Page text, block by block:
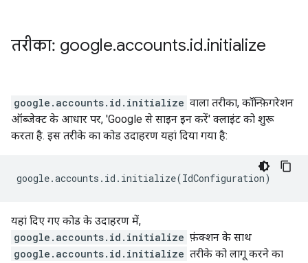
तरीका: google.accounts.id.initialize
google.accounts.id.initialize वाला तरीका, कॉन्फ़िगरेशन
ऑब्जेक्ट के आधार पर, 'Google से साइन इन करें' क्लाइंट को शुरू
करता है. इस तरीके का कोड उदाहरण यहां दिया गया है:
google.accounts . id . initialize(IdConfiguration)
यहां दिए गए कोड के उदाहरण में,
google.accounts.id.initialize फ़ंक्शन के साथ
google.accounts.id.initialize तरीके को लागू करने का